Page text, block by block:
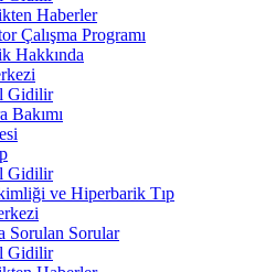
Haberler
Çalışma Programı
Hakkında
Gidilir
Bakımı
Gidilir
ve Hiperbarik Tıp
Sorulan Sorular
Gidilir